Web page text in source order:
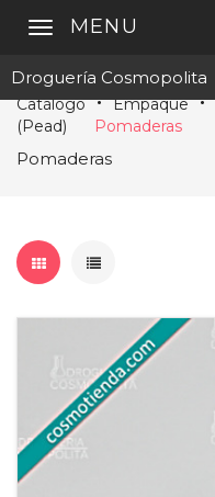
Droguería Cosmopolita
MENU
Catálogo Empaque
(Pead)
Pomaderas
Pomaderas